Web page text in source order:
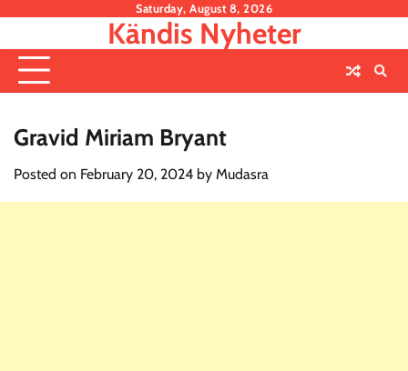
content
Saturday, August 8, 2026
Kändis Nyheter
Gravid Miriam Bryant
Posted on February 20, 2024 by Mudasra